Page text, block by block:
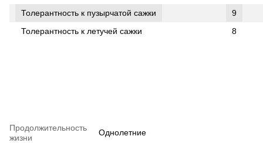
Толерантность к пузырчатой ​​сажки
9
Толерантность к летучей сажки
8
Продолжительность
жизни
Однолетние